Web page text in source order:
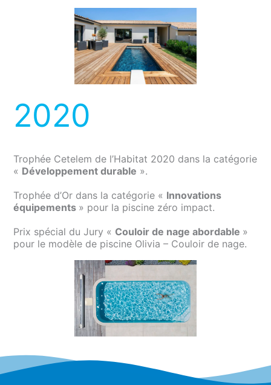
2020
Trophée Cetelem de l’Habitat 2020 dans la catégorie
« Développement durable ».
Trophée d’Or dans la catégorie « Innovations
équipements » pour la piscine zéro impact.
Prix spécial du Jury « Couloir de nage abordable »
pour le modèle de piscine Olivia – Couloir de nage.